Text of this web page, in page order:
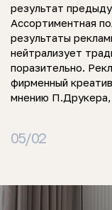
результат
Ассортиментная
результаты
нейтрализует
поразительно.
фирменный
мнению П.Друкера,
05/02